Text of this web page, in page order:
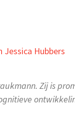
Jessica Hubbers
Zij is